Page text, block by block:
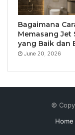
Bagaimana
Memasang Jet
yang Baik dan
June 20, 2026
©
Home